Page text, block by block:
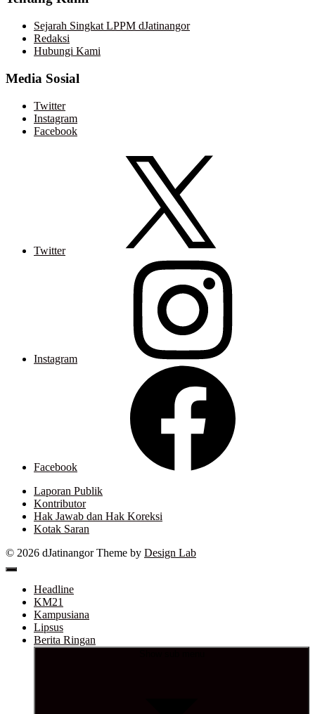
Sejarah Singkat LPPM dJatinangor
Redaksi
Hubungi Kami
Media Sosial
Twitter
Instagram
Facebook
Twitter
Instagram
Facebook
Laporan Publik
Kontributor
Hak Jawab dan Hak Koreksi
Kotak Saran
© 2026 dJatinangor Theme by Design Lab
Headline
KM21
Kampusiana
Lipsus
Berita Ringan